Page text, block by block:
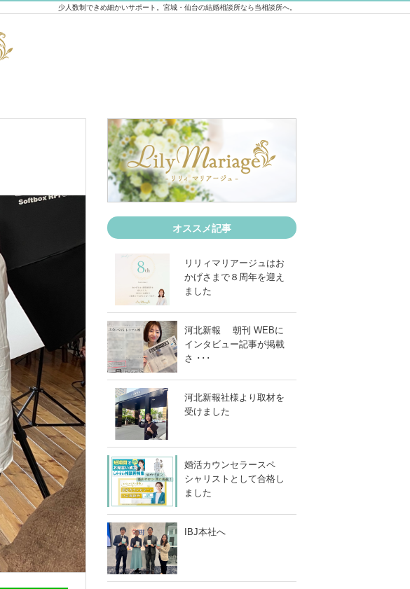
少人数制できめ細かいサポート。宮城・仙台の結婚相談所なら当相談所へ。
【新規ご入会レポート】30代後半男性ご
オススメ記事
リリィマリアージュはお
かげさまで８周年を迎え
ました
河北新報 朝刊 WEBに
インタビュー記事が掲載
さ ･･･
河北新報社様より取材を
受けました
婚活カウンセラースペ
シャリストとして合格し
ました
IBJ本社へ